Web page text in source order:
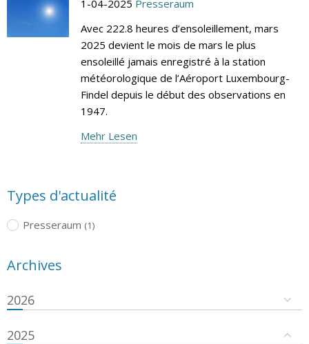
1-04-2025 Presseraum
Avec 222.8 heures d’ensoleillement, mars
2025 devient le mois de mars le plus
ensoleillé jamais enregistré à la station
météorologique de l’Aéroport Luxembourg-
Findel depuis le début des observations en
1947.
Mehr Lesen
Types d'actualité
Presseraum (1)
Archives
2026
2025